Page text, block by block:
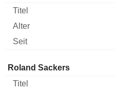
Verwaltungsratsmitglied
Roland Sackers